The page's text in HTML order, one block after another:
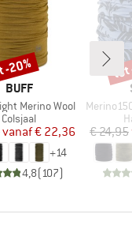
MERK
BUFF
Merino Wool
Productgroep
Colsjaal
Prijs
Verlaagde prijs
vanaf€ 22,36
+14
4,8(107)
20%
Artikel
Merino150
€ 24,95